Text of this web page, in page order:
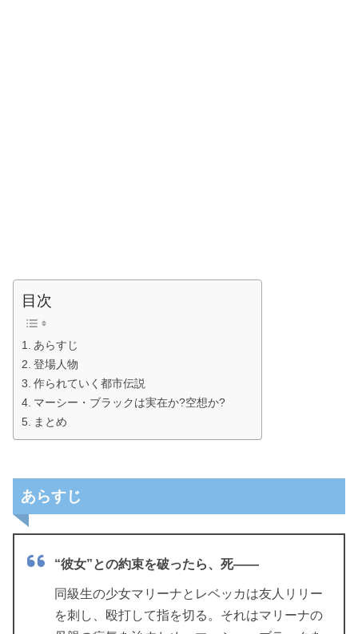
目次
あらすじ
登場人物
作られていく都市伝説
マーシー・ブラックは実在か?空想か?
まとめ
あらすじ
“彼女”との約束を破ったら、死――
同級生の少女マリーナとレベッカは友人リリー
を刺し、殴打して指を切る。それはマリーナの